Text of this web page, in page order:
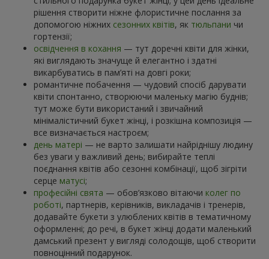
рішення створити ніжне флористичне послання за
допомогою ніжних сезонних квітів, як тюльпани чи
гортензії;
освідчення в кохання — тут доречні квіти для жінки,
які виглядають значуще й елегантно і здатні
викарбуватись в пам’яті на довгі роки;
романтичне побачення — чудовий спосіб дарувати
квіти спонтанно, створюючи маленьку магію буднів;
тут може бути використаний і звичайний
мінімалістичний букет жінці, і розкішна композиція —
все визначається настроєм;
день матері — не варто залишати найріднішу людину
без уваги у важливий день; вибирайте теплі
поєднання квітів або сезонні комбінації, щоб зігріти
серце матусі;
професійні свята — обов’язково вітаючи колег по
роботі, партнерів, керівників, викладачів і тренерів,
додавайте букети з улюблених квітів в тематичному
оформленні; до речі, в букет жінці додати маленький
дамський презент у вигляді солодощів, щоб створити
повноцінний подарунок.